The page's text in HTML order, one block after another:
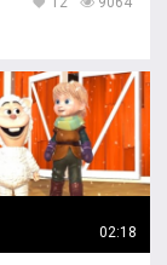
02:18